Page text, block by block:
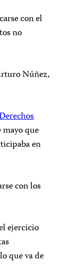
con el
no
Núñez,
que
en
con los
ejercicio
que va de